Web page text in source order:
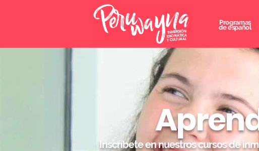
Programas
de español
Inscríbete en nuestros cursos de